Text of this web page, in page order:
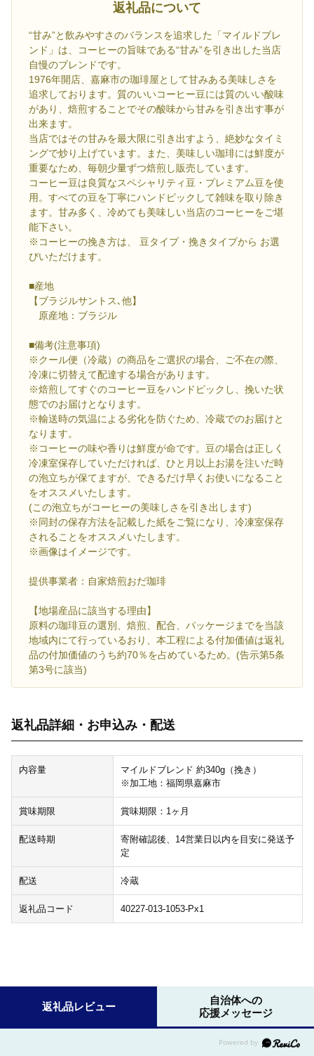
返礼品について
“甘み”と飲みやすさのバランスを追求した「マイルドブレ
ンド」は、コーヒーの旨味である“甘み”を引き出した当店
自慢のブレンドです。
1976年開店、嘉麻市の珈琲屋として甘みある美味しさを
追求しております。質のいいコーヒー豆には質のいい酸味
があり、焙煎することでその酸味から甘みを引き出す事が
出来ます。
当店ではその甘みを最大限に引き出すよう、絶妙なタイミ
ングで炒り上げています。また、美味しい珈琲には鮮度が
重要なため、毎朝少量ずつ焙煎し販売しています。
コーヒー豆は良質なスペシャリティ豆・プレミアム豆を使
用。すべての豆を丁寧にハンドピックして雑味を取り除き
ます。甘み多く、冷めても美味しい当店のコーヒーをご堪
能下さい。
※コーヒーの挽き方は、 豆タイプ・挽きタイプから お選
びいただけます。
■産地
【ブラジルサントス､他】
原産地：ブラジル
■備考(注意事項)
※クール便（冷蔵）の商品をご選択の場合、ご不在の際、
冷凍に切替えて配達する場合があります。
※焙煎してすぐのコーヒー豆をハンドピックし、挽いた状
態でのお届けとなります。
※輸送時の気温による劣化を防ぐため、冷蔵でのお届けと
なります。
※コーヒーの味や香りは鮮度が命です。豆の場合は正しく
冷凍室保存していただければ、ひと月以上お湯を注いだ時
の泡立ちが保てますが、できるだけ早くお使いになること
をオススメいたします。
(この泡立ちがコーヒーの美味しさを引き出します)
※同封の保存方法を記載した紙をご覧になり、冷凍室保存
されることをオススメいたします。
※画像はイメージです。
提供事業者：自家焙煎おだ珈琲
【地場産品に該当する理由】
原料の珈琲豆の選別、焙煎、配合、パッケージまでを当該
地域内にて行っているおり、本工程による付加価値は返礼
品の付加価値のうち約70％を占めているため。(告示第5条
第3号に該当)
返礼品詳細・お申込み・配送
内容量
マイルドブレンド 約340g（挽き）
※加工地：福岡県嘉麻市
賞味期限 賞味期限：1ヶ月
配送時期
寄附確認後、14営業日以内を目安に発送予
定
配送 冷蔵
返礼品コード 40227-013-1053-Px1
返礼品レビュー
自治体への
応援メッセージ